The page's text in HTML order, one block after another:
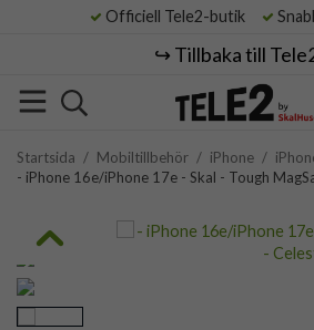
Officiell Tele2-butik
↪️ Tillbaka till
Startsida / Mobiltillbehör / iPhone /
- iPhone 16e/iPhone 17e - Skal - Tough